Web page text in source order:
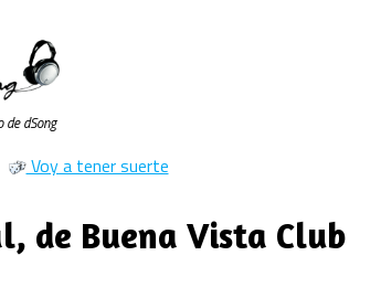
de dSong
Voy a tener suerte
de Buena Vista Club